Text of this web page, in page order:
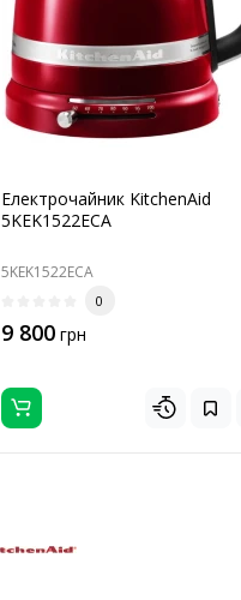
Електрочайник KitchenAid
5KEK1522ECA
5KEK1522ECA
0
9 800грн